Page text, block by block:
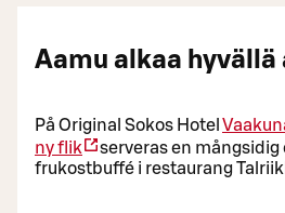
Aamu alkaa
På Original Sokos Hotel
ny flik
serveras en
frukostbuffé i restaurang